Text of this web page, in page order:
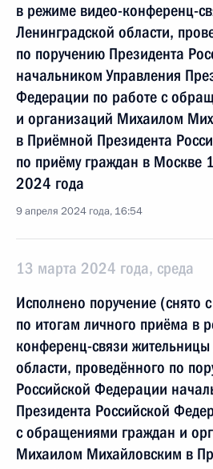
в режиме видео-конференц-
Ленинградской области,
по поручению Президента
начальником Управления
Федерации по работе с
и организаций Михаилом
в Приёмной Президента
по приёму граждан в Москве
2024 года
9 апреля 2024 года, 16:54
13 марта 2024 года, среда
Исполнено поручение (снято
по итогам личного приёма в
конференц-связи
области, проведённого по
Российской Федерации
Президента Российской
с обращениями граждан и
Михаилом Михайловским в